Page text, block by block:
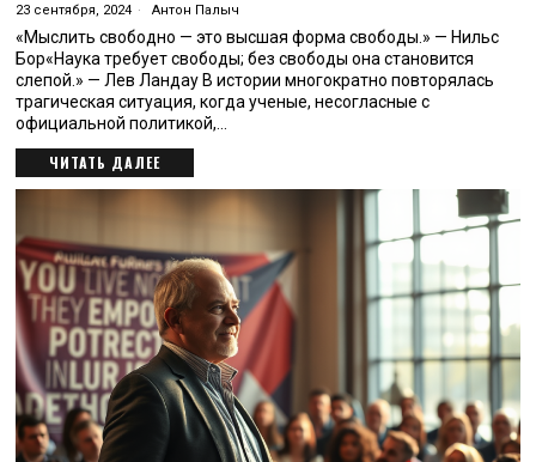
23 сентября, 2024 Антон Палыч
«Мыслить свободно — это высшая форма свободы.» — Нильс
Бор«Наука требует свободы; без свободы она становится
слепой.» — Лев Ландау В истории многократно повторялась
трагическая ситуация, когда ученые, несогласные с
официальной политикой,…
ЧИТАТЬ ДАЛЕЕ